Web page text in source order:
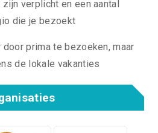
verplicht en een aantal
die je bezoekt
door prima te bezoeken, maar
de lokale vakanties